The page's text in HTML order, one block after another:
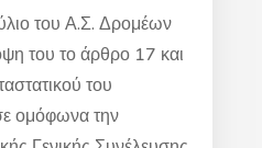
του Α.Σ. Δρομέων
του το άρθρο 17 και
του
ομόφωνα την